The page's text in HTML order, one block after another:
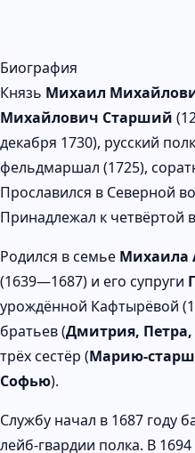
Биография
Князь Михаил
Михайлович Старший
декабря 1730), русский
фельдмаршал (1725),
Прославился в Северной
Принадлежал к четвёртой
Родился в семье Михаила
(1639—1687) и его супруги
урождённой Кафтырёвой
братьев (Дмитрия,
трёх сестёр (Марию-
Софью).
Службу начал в 1687 году
лейб-гвардии полка. В